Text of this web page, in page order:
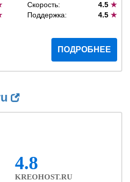
Скорость: 4.5 ★
Поддержка: 4.5 ★
ПОДРОБНЕЕ
4.8
KREOHOST.RU